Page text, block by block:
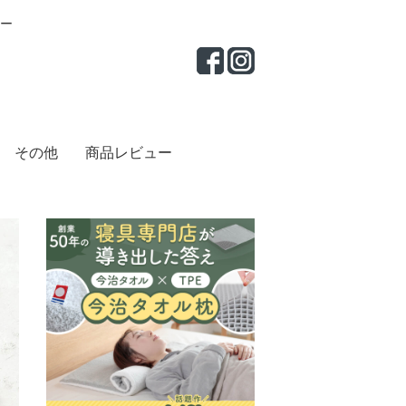
その他 商品レビュー